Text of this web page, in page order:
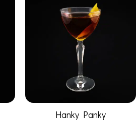
Hanky Panky